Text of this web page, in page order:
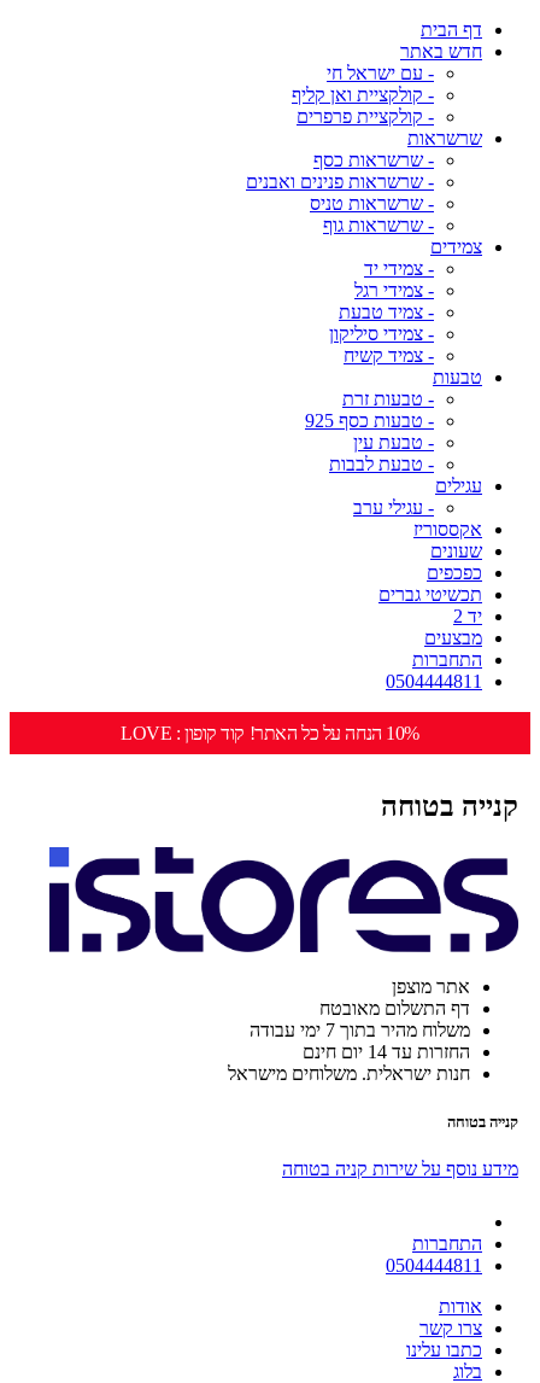
דף הבית
חדש באתר
- עם ישראל חי
- קולקציית ואן קליף
- קולקציית פרפרים
שרשראות
- שרשראות כסף
- שרשראות פנינים ואבנים
- שרשראות טניס
- שרשראות גוף
צמידים
- צמידי יד
- צמידי רגל
- צמיד טבעת
- צמידי סיליקון
- צמיד קשיח
טבעות
- טבעות זרת
- טבעות כסף 925
- טבעת עין
- טבעת לבבות
עגילים
- עגילי ערב
אקססוריז
שעונים
כפכפים
תכשיטי גברים
יד 2
מבצעים
התחברות
0504444811
10% הנחה על כל האתר! קוד קופון : LOVE
קנייה בטוחה
אתר מוצפן
דף התשלום מאובטח
משלוח מהיר בתוך 7 ימי עבודה
החזרות עד 14 יום חינם
חנות ישראלית. משלוחים מישראל
קנייה בטוחה
מידע נוסף על שירות קניה בטוחה
התחברות
0504444811
אודות
צרו קשר
כתבו עלינו
בלוג